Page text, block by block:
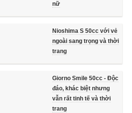
nữ
Nioshima S 50cc với vẻ
ngoài sang trọng và thời
trang
Giorno Smile 50cc - Độc
đáo, khác biệt nhưng
vẫn rất tinh tế và thời
trang